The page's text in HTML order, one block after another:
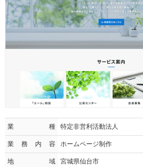
業種 特定非営利活動法人
業務内容 ホームページ制作
地域 宮城県仙台市